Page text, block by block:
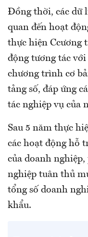
Đồng thời, các dữ
quan đến hoạt
thực hiện Ccương
động tương tác
chương trình cơ
tảng số, đáp ứng
tác nghiệp vụ của
Sau 5 năm thực
các hoạt động hỗ
của doanh
nghiệp tuân thủ
tổng số doanh
khẩu.